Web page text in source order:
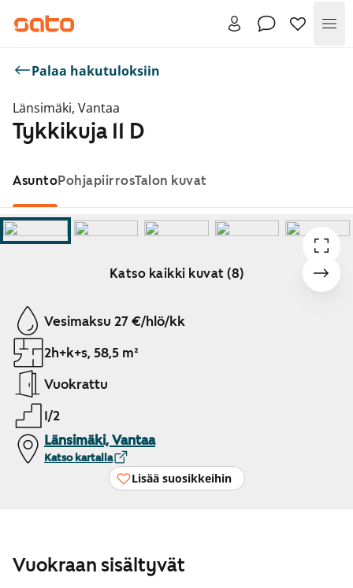
Palaa hakutuloksiin
Länsimäki, Vantaa
Tykkikuja 11 D
AsuntoPohjapiirrosTalon kuvat
Katso kaikki kuvat (8)
Näytetään dia 1 / 8
Vesimaksu 27 €/hlö/kk
2h+k+s, 58,5 m²
Vuokrattu
1/2
Länsimäki, Vantaa
Katso kartalla
Lisää suosikkeihin
Vuokraan sisältyvät